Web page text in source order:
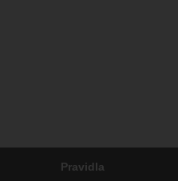
Pravidla